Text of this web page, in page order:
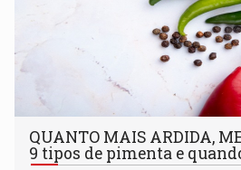
QUANTO MAIS ARDIDA,
9 tipos de pimenta e